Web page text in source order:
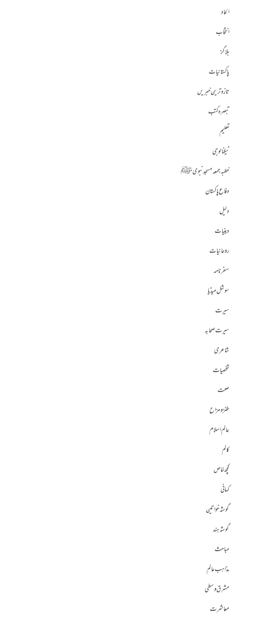
الحاد
انتخاب
بلاگز
پاکستانیات
تازہ ترین خبریں
تبصرہ کتب
تعلیم
ٹیکنالوجی
خطبہ جمعہ مسجد نبوی ﷺ
دفاع پاکستان
دلیل
دینیات
روحانیات
سفرنامہ
سوشل میڈیا
سیرت
سیرت صحابہ
شاعری
شخصیات
صحت
طنز و مزاح
عالم اسلام
کالم
کچھ خاص
کہانی
گوشہ خواتین
گوشہ ہند
مباحث
مذاہب عالم
مشرق وسطی
معاشرت